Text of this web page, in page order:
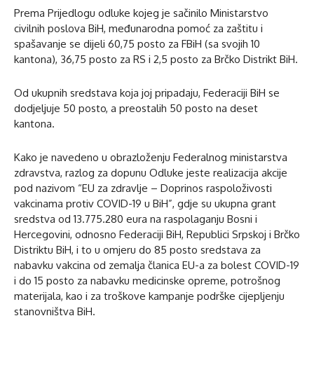
Prema Prijedlogu odluke kojeg je sačinilo Ministarstvo
civilnih poslova BiH, međunarodna pomoć za zaštitu i
spašavanje se dijeli 60,75 posto za FBiH (sa svojih 10
kantona), 36,75 posto za RS i 2,5 posto za Brčko Distrikt BiH.
Od ukupnih sredstava koja joj pripadaju, Federaciji BiH se
dodjeljuje 50 posto, a preostalih 50 posto na deset
kantona.
Kako je navedeno u obrazloženju Federalnog ministarstva
zdravstva, razlog za dopunu Odluke jeste realizacija akcije
pod nazivom “EU za zdravlje – Doprinos raspoloživosti
vakcinama protiv COVID-19 u BiH”, gdje su ukupna grant
sredstva od 13.775.280 eura na raspolaganju Bosni i
Hercegovini, odnosno Federaciji BiH, Republici Srpskoj i Brčko
Distriktu BiH, i to u omjeru do 85 posto sredstava za
nabavku vakcina od zemalja članica EU-a za bolest COVID-19
i do 15 posto za nabavku medicinske opreme, potrošnog
materijala, kao i za troškove kampanje podrške cijepljenju
stanovništva BiH.